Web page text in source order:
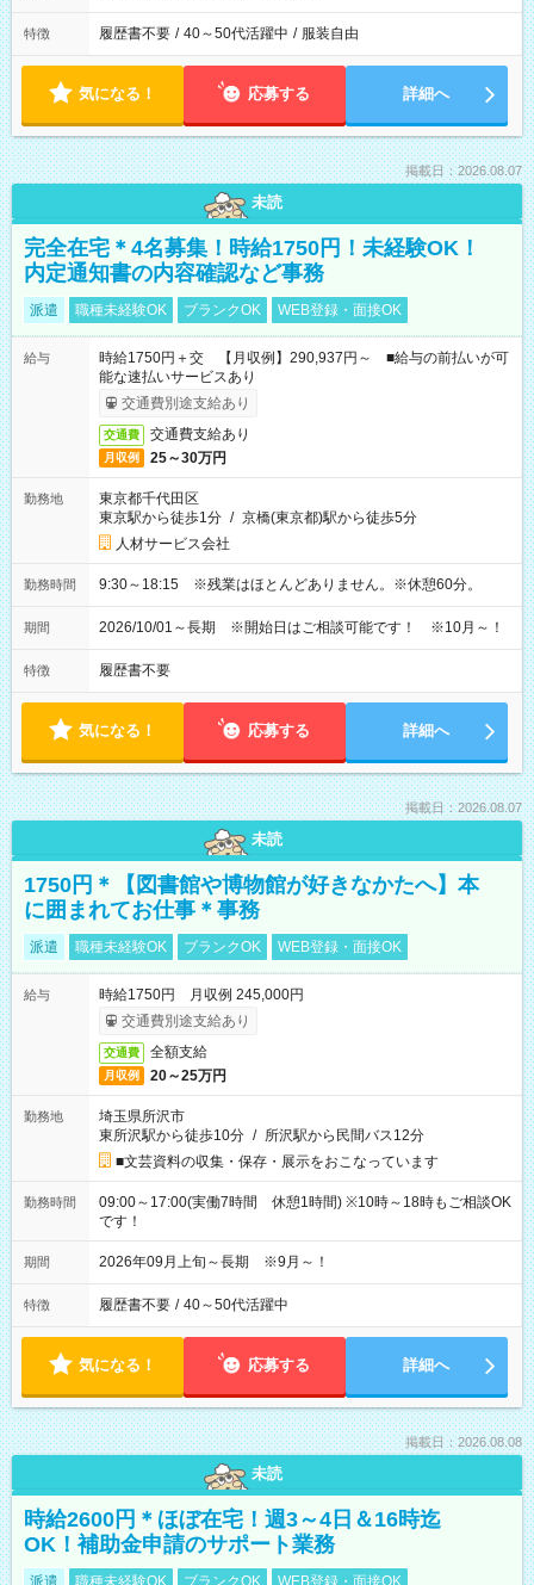
特徴 履歴書不要 / 40～50代活躍中 / 服装自由
気になる！ 応募する 詳細へ
掲載日：2026.08.07
未読
完全在宅＊4名募集！時給1750円！未経験OK！
内定通知書の内容確認など事務
派遣 職種未経験OK ブランクOK WEB登録・面接OK
給与
時給1750円＋交 【月収例】290,937円～ ■給与の前払いが可
能な速払いサービスあり
交通費別途支給あり
交通費 交通費支給あり
月収例 25～30万円
勤務地
東京都千代田区
東京駅から徒歩1分 / 京橋(東京都)駅から徒歩5分
人材サービス会社
勤務時間 9:30～18:15 ※残業はほとんどありません。※休憩60分。
期間 2026/10/01～長期 ※開始日はご相談可能です！ ※10月～！
特徴 履歴書不要
気になる！ 応募する 詳細へ
掲載日：2026.08.07
未読
1750円＊【図書館や博物館が好きなかたへ】本
に囲まれてお仕事＊事務
派遣 職種未経験OK ブランクOK WEB登録・面接OK
給与
時給1750円 月収例 245,000円
交通費別途支給あり
交通費 全額支給
月収例 20～25万円
勤務地
埼玉県所沢市
東所沢駅から徒歩10分 / 所沢駅から民間バス12分
■文芸資料の収集・保存・展示をおこなっています
勤務時間
09:00～17:00(実働7時間 休憩1時間) ※10時～18時もご相談OK
です！
期間 2026年09月上旬～長期 ※9月～！
特徴 履歴書不要 / 40～50代活躍中
気になる！ 応募する 詳細へ
掲載日：2026.08.08
未読
時給2600円＊ほぼ在宅！週3～4日＆16時迄
OK！補助金申請のサポート業務
派遣 職種未経験OK ブランクOK WEB登録・面接OK